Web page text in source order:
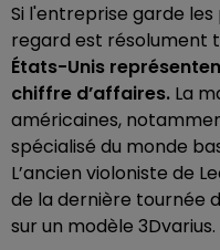
Si l'entreprise garde
regard est résolument
États-Unis
chiffre d’affaires. La
américaines,
spécialisé du monde
L’ancien violoniste de
de la dernière tournée
sur un modèle 3Dvarius.